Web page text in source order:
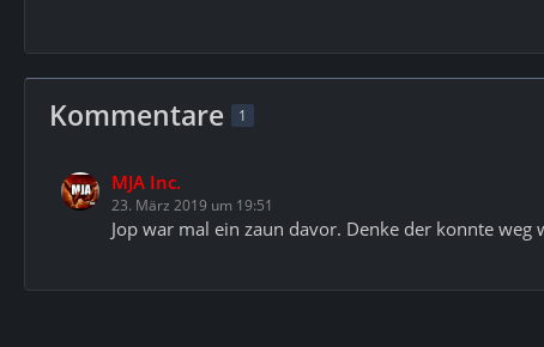
Kommentare 1
MJA Inc.
23. März 2019 um 19:51
Jop war mal ein zaun davor. Denke der konnte